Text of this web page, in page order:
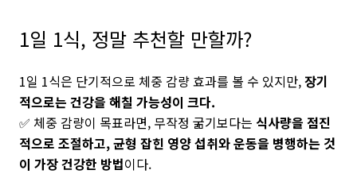
1일 1식, 정말 추천할 만할까?
1일 1식은 단기적으로 체중 감량 효과를 볼 수 있지만,장기
적으로는 건강을 해칠 가능성이 크다.
✅ 체중 감량이 목표라면, 무작정 굶기보다는 식사량을 점진
적으로 조절하고, 균형 잡힌 영양 섭취와 운동을 병행하는 것
이 가장 건강한 방법이다.